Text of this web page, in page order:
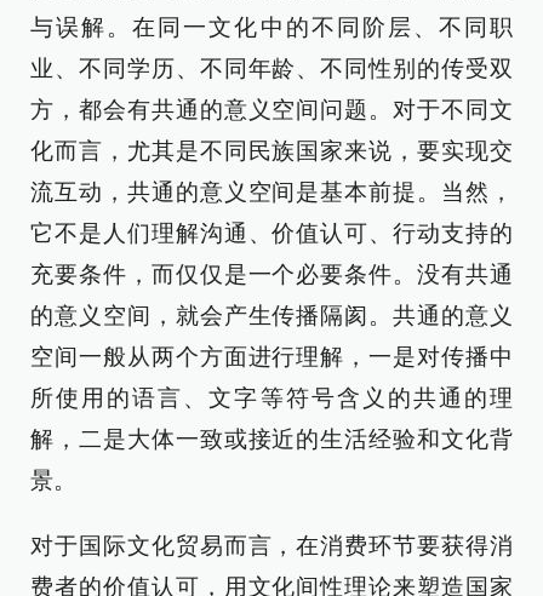
与误解。在同一文化中的不同阶层、不同职
业、不同学历、不同年龄、不同性别的传受双
方，都会有共通的意义空间问题。对于不同文
化而言，尤其是不同民族国家来说，要实现交
流互动，共通的意义空间是基本前提。当然，
它不是人们理解沟通、价值认可、行动支持的
充要条件，而仅仅是一个必要条件。没有共通
的意义空间，就会产生传播隔阂。共通的意义
空间一般从两个方面进行理解，一是对传播中
所使用的语言、文字等符号含义的共通的理
解，二是大体一致或接近的生活经验和文化背
景。
对于国际文化贸易而言，在消费环节要获得消
费者的价值认可，用文化间性理论来塑造国家